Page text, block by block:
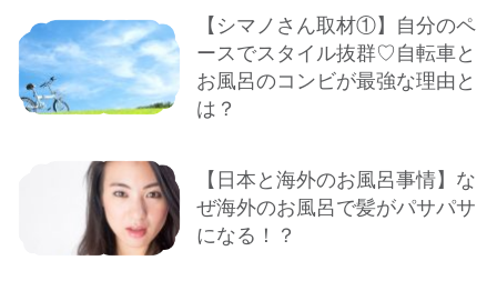
【シマノさん取材①】自分のペ
ースでスタイル抜群♡自転車と
お風呂のコンビが最強な理由と
は？
【日本と海外のお風呂事情】な
ぜ海外のお風呂で髪がパサパサ
になる！？